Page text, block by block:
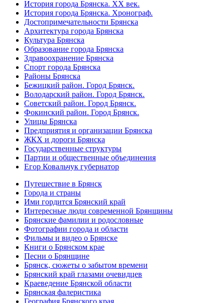
История города Брянска. XX век.
История города Брянска. Хронограф.
Достопримечательности Брянска
Архитектура города Брянска
Культура Брянска
Образование города Брянска
Здравоохранение Брянска
Спорт города Брянска
Районы Брянска
Бежицкий район. Город Брянск.
Володарский район. Город Брянск.
Советский район. Город Брянск.
Фокинский район. Город Брянск.
Улицы Брянска
Предприятия и организации Брянска
ЖКХ и дороги Брянска
Государственные структуры
Партии и общественные объединения
Егор Ковальчук губернатор
Путешествие в Брянск
Города и страны
Ими гордится Брянский край
Интересные люди современной Брянщины
Брянские фамилии и родословные
Фотографии города и области
Фильмы и видео о Брянске
Книги о Брянском крае
Песни о Брянщине
Брянск, сюжеты о забытом времени
Брянский край глазами очевидцев
Краеведение Брянской области
Брянская фалеристика
География Брянского края